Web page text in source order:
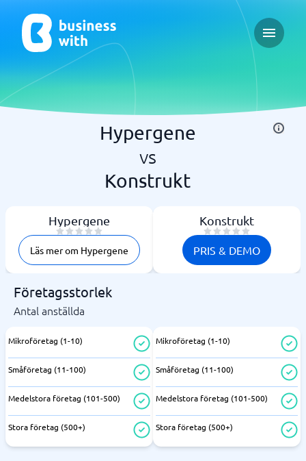
Open
Hypergene
vs
Konstrukt
Hypergene
Läs mer om Hypergene
Konstrukt
PRIS & DEMO
Företagsstorlek
Antal anställda
Mikroföretag (1-10)
Småföretag (11-100)
Medelstora företag (101-500)
Stora företag (500+)
Mikroföretag (1-10)
Småföretag (11-100)
Medelstora företag (101-500)
Stora företag (500+)